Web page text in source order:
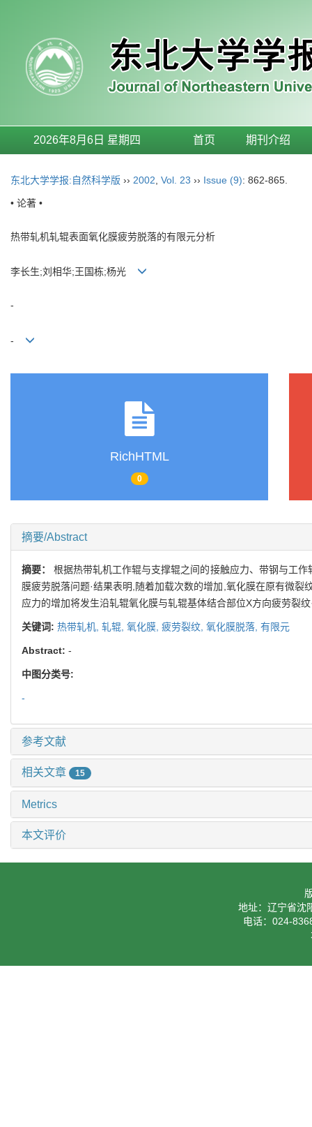
2026年8月6日 星期四 首页 期刊介绍
东北大学学报:自然科学版 ›› 2002 Vol. 23 ›› Issue (9): 862-865.
• 论著 •
热带轧机轧辊表面氧化膜疲劳脱落的有限元分析
李长生;刘相华;王国栋;杨光
-
-
RichHTML
0
摘要/Abstract
摘要：根据热带轧机工作辊与支撑辊之间的接触应力、带钢与工
膜疲劳脱落问题·结果表明,随着加载次数的增加,氧化膜在原有微
应力的增加将发生沿轧辊氧化膜与轧辊基体结合部位X方向疲劳裂
关键词: 热带轧机, 轧辊, 氧化膜, 疲劳裂纹, 氧化膜脱落, 有限元
Abstract: -
中图分类号:
-
参考文献
相关文章 15
Metrics
本文评价
地址：辽宁省沈
电话：024-